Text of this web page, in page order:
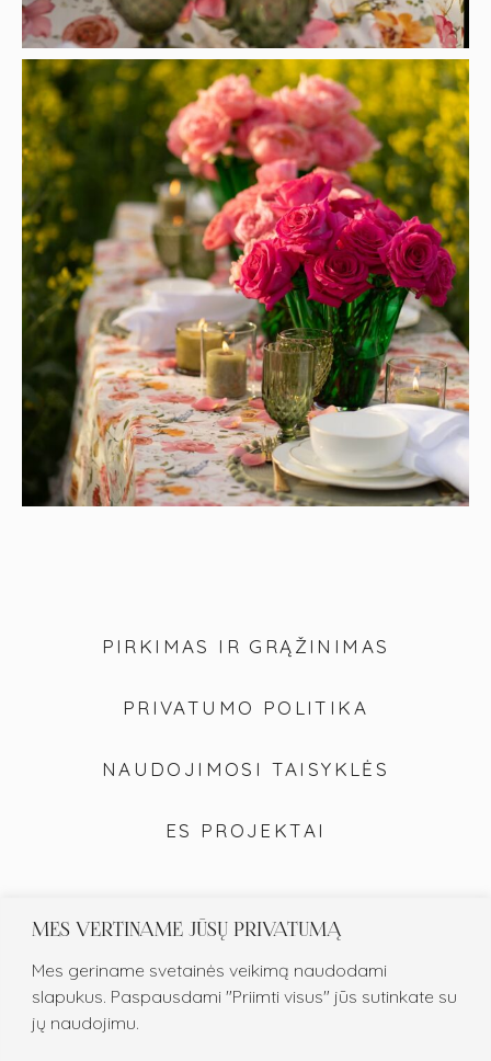
MES VERTINAME JŪSŲ PRIVATUMĄ
Mes geriname svetainės veikimą naudodami
slapukus. Paspausdami "Priimti visus" jūs sutinkate su
jų naudojimu.
PIRKIMAS IR GRĄŽINIMAS
PRIVATUMO POLITIKA
NAUDOJIMOSI TAISYKLĖS
ES PROJEKTAI